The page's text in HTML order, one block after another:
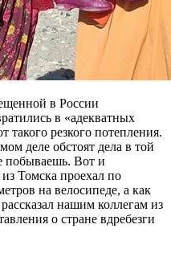
в России
в «адекватных
резкого потепления.
деле обстоят дела в той
побываешь. Вот и
Томска проехал по
на велосипеде, а как
нашим коллегам из
о стране вдребезги